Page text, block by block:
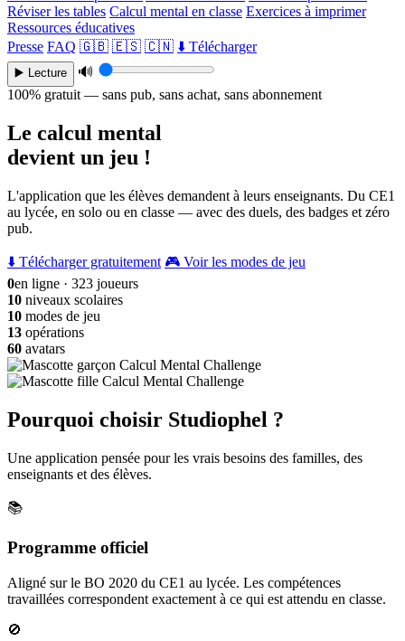
Réviser les tables Calcul mental en classe Exercices à imprimer
Ressources éducatives
Presse FAQ 🇬🇧 🇪🇸 🇨🇳 ⬇️ Télécharger
▶️ Lecture
🔊
100% gratuit — sans pub, sans achat, sans abonnement
Le calcul mental
devient un jeu !
L'application que les élèves demandent à leurs enseignants. Du CE1
au lycée, en solo ou en classe — avec des duels, des badges et zéro
pub.
⬇️ Télécharger gratuitement 🎮 Voir les modes de jeu
0en ligne · 323 joueurs
10 niveaux scolaires
10 modes de jeu
13 opérations
60 avatars
Pourquoi choisir Studiophel ?
Une application pensée pour les vrais besoins des familles, des
enseignants et des élèves.
📚
Programme officiel
Aligné sur le BO 2020 du CE1 au lycée. Les compétences
travaillées correspondent exactement à ce qui est attendu en classe.
🚫